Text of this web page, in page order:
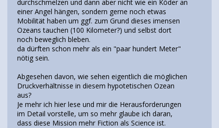
durchschmelzen und dann aber nicht wie ein Köder an
einer Angel hängen, sondern gerne noch etwas
Mobilität haben um ggf. zum Grund dieses imensen
Ozeans tauchen (100 Kilometer?) und selbst dort
noch beweglich bleben.
da dürften schon mehr als ein "paar hundert Meter"
nötig sein.
Abgesehen davon, wie sehen eigentlich die möglichen
Druckverhältnisse in diesem hypotetischen Ozean
aus?
Je mehr ich hier lese und mir die Herausforderungen
im Detail vorstelle, um so mehr glaube ich daran,
dass diese Mission mehr Fiction als Science ist.